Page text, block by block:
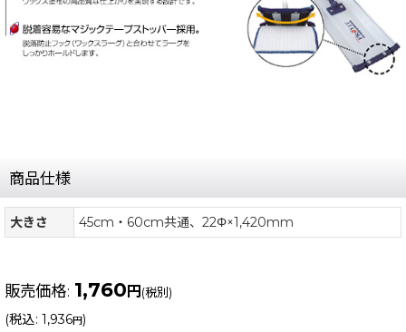
商品仕様
大きさ 45cm・60cm共通、22Φ×1,420mm
販売価格: 1,760円(税別)
(税込: 1,936円)